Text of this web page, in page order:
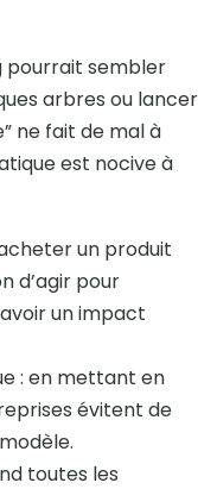
pourrait sembler
arbres ou lancer
ne fait de mal à
est nocive à
un produit
d’agir pour
un impact
: en mettant en
évitent de
toutes les